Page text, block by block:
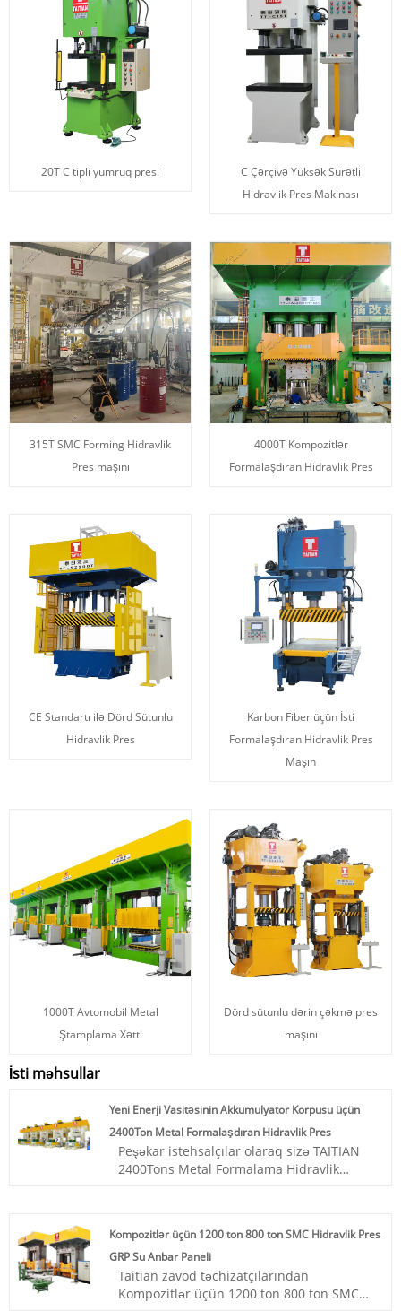
20T C tipli yumruq presi
C Çərçivə Yüksək Sürətli
Hidravlik Pres Makinası
315T SMC Forming Hidravlik
Pres maşını
4000T Kompozitlər
Formalaşdıran Hidravlik Pres
CE Standartı ilə Dörd Sütunlu
Hidravlik Pres
Karbon Fiber üçün İsti
Formalaşdıran Hidravlik Pres
Maşın
1000T Avtomobil Metal
Ştamplama Xətti
Dörd sütunlu dərin çəkmə pres
maşını
İsti məhsullar
Yeni Enerji Vasitəsinin Akkumulyator Korpusu üçün
2400Ton Metal Formalaşdıran Hidravlik Pres
Peşəkar istehsalçılar olaraq sizə TAITIAN
2400Tons Metal Formalama Hidravlik
mühəndisliyi ilə başlayır.
Məhsul nömrəsi: TT-LM2400T/LS
Ödəniş: T/T, L/C
Məhsulun mənşəyi: Çin
Kompozitlər üçün 1200 ton 800 ton SMC Hidravlik Pres
GRP Su Anbar Paneli
Taitian zavod təchizatçılarından
Kompozitlər üçün 1200 ton 800 ton SMC